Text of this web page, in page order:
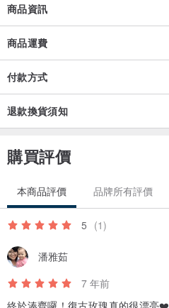
商品資訊
商品運費
付款方式
退款換貨須知
購買評價
本商品評價 品牌所有評價
5 (1)
潘雅茹
7 年前
終於湊齊囉！復古玫瑰真的很漂亮❤️